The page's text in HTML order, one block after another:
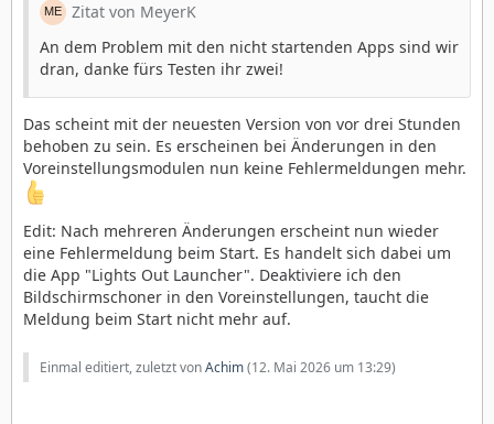
Zitat von MeyerK
An dem Problem mit den nicht startenden Apps sind wir
dran, danke fürs Testen ihr zwei!
Das scheint mit der neuesten Version von vor drei Stunden
behoben zu sein. Es erscheinen bei Änderungen in den
Voreinstellungsmodulen nun keine Fehlermeldungen mehr.
Edit: Nach mehreren Änderungen erscheint nun wieder
eine Fehlermeldung beim Start. Es handelt sich dabei um
die App "Lights Out Launcher". Deaktiviere ich den
Bildschirmschoner in den Voreinstellungen, taucht die
Meldung beim Start nicht mehr auf.
Einmal editiert, zuletzt vonAchim(12. Mai 2026 um 13:29)